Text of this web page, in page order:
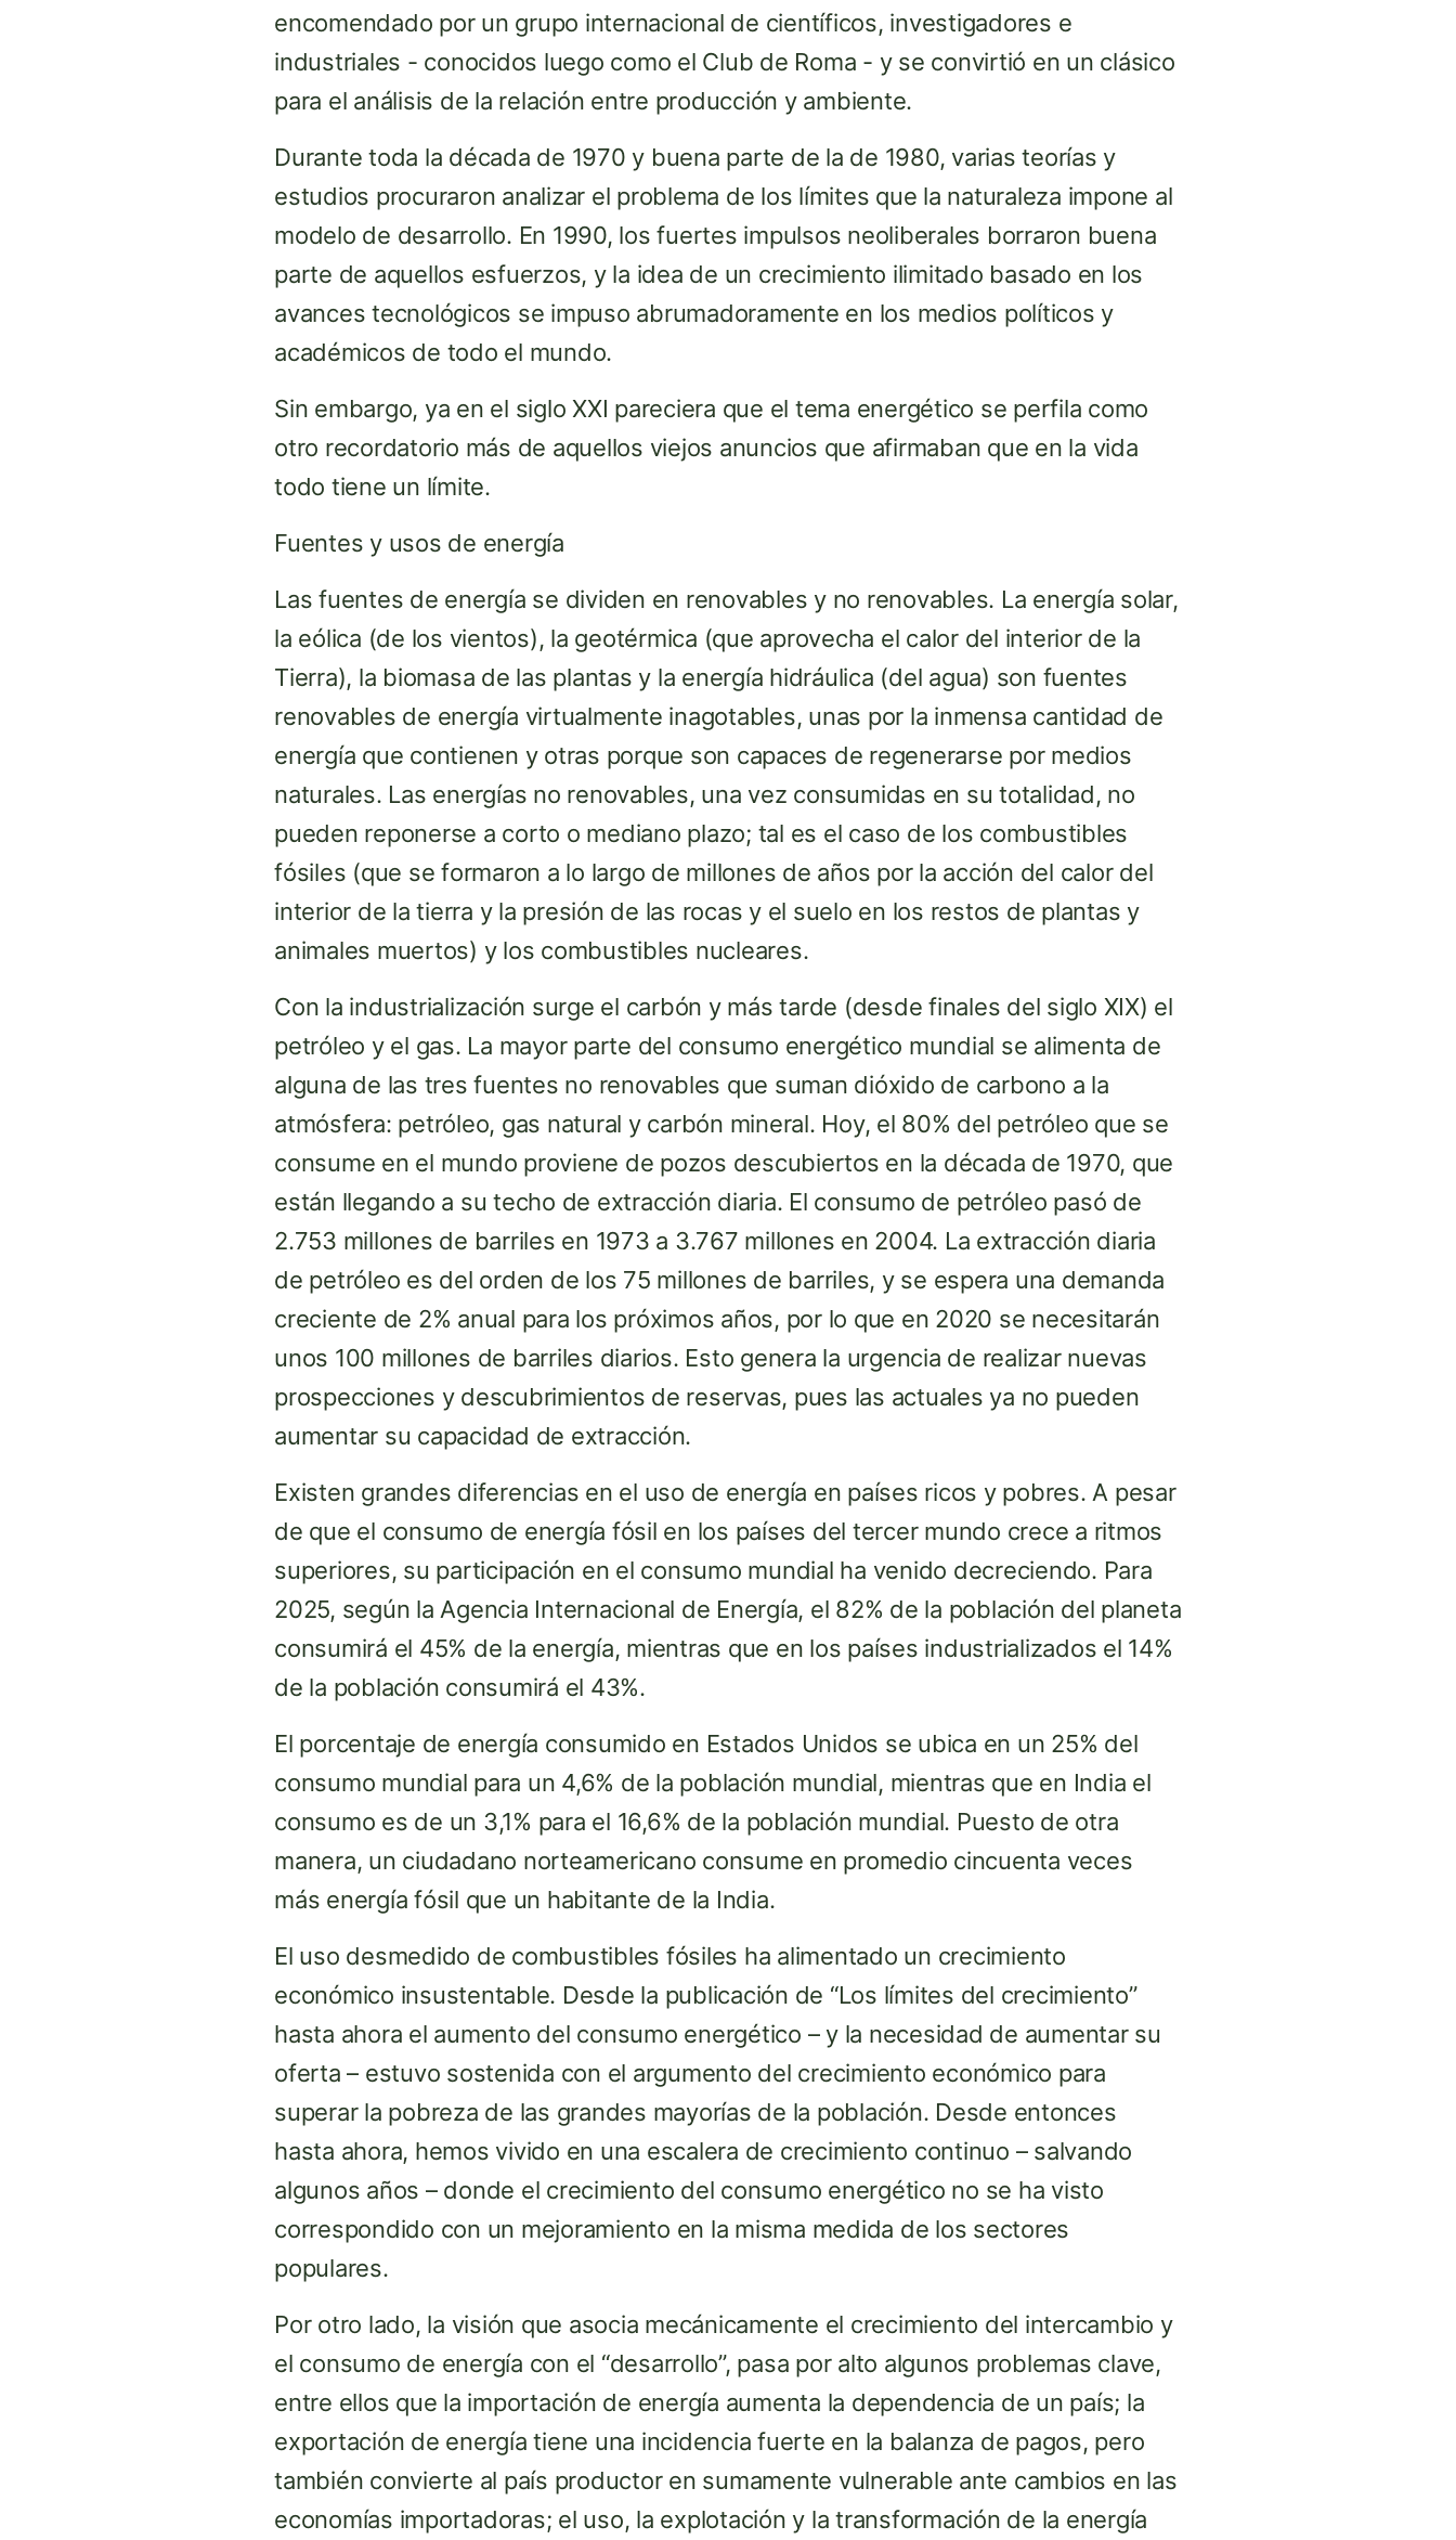
encomendado por un grupo internacional de científicos, investigadores e
industriales - conocidos luego como el Club de Roma - y se convirtió en un clásico
para el análisis de la relación entre producción y ambiente.
Durante toda la década de 1970 y buena parte de la de 1980, varias teorías y
estudios procuraron analizar el problema de los límites que la naturaleza impone al
modelo de desarrollo. En 1990, los fuertes impulsos neoliberales borraron buena
parte de aquellos esfuerzos, y la idea de un crecimiento ilimitado basado en los
avances tecnológicos se impuso abrumadoramente en los medios políticos y
académicos de todo el mundo.
Sin embargo, ya en el siglo XXI pareciera que el tema energético se perfila como
otro recordatorio más de aquellos viejos anuncios que afirmaban que en la vida
todo tiene un límite.
Fuentes y usos de energía
Las fuentes de energía se dividen en renovables y no renovables. La energía solar,
la eólica (de los vientos), la geotérmica (que aprovecha el calor del interior de la
Tierra), la biomasa de las plantas y la energía hidráulica (del agua) son fuentes
renovables de energía virtualmente inagotables, unas por la inmensa cantidad de
energía que contienen y otras porque son capaces de regenerarse por medios
naturales. Las energías no renovables, una vez consumidas en su totalidad, no
pueden reponerse a corto o mediano plazo; tal es el caso de los combustibles
fósiles (que se formaron a lo largo de millones de años por la acción del calor del
interior de la tierra y la presión de las rocas y el suelo en los restos de plantas y
animales muertos) y los combustibles nucleares.
Con la industrialización surge el carbón y más tarde (desde finales del siglo XIX) el
petróleo y el gas. La mayor parte del consumo energético mundial se alimenta de
alguna de las tres fuentes no renovables que suman dióxido de carbono a la
atmósfera: petróleo, gas natural y carbón mineral. Hoy, el 80% del petróleo que se
consume en el mundo proviene de pozos descubiertos en la década de 1970, que
están llegando a su techo de extracción diaria. El consumo de petróleo pasó de
2.753 millones de barriles en 1973 a 3.767 millones en 2004. La extracción diaria
de petróleo es del orden de los 75 millones de barriles, y se espera una demanda
creciente de 2% anual para los próximos años, por lo que en 2020 se necesitarán
unos 100 millones de barriles diarios. Esto genera la urgencia de realizar nuevas
prospecciones y descubrimientos de reservas, pues las actuales ya no pueden
aumentar su capacidad de extracción.
Existen grandes diferencias en el uso de energía en países ricos y pobres. A pesar
de que el consumo de energía fósil en los países del tercer mundo crece a ritmos
superiores, su participación en el consumo mundial ha venido decreciendo. Para
2025, según la Agencia Internacional de Energía, el 82% de la población del planeta
consumirá el 45% de la energía, mientras que en los países industrializados el 14%
de la población consumirá el 43%.
El porcentaje de energía consumido en Estados Unidos se ubica en un 25% del
consumo mundial para un 4,6% de la población mundial, mientras que en India el
consumo es de un 3,1% para el 16,6% de la población mundial. Puesto de otra
manera, un ciudadano norteamericano consume en promedio cincuenta veces
más energía fósil que un habitante de la India.
El uso desmedido de combustibles fósiles ha alimentado un crecimiento
económico insustentable. Desde la publicación de “Los límites del crecimiento”
hasta ahora el aumento del consumo energético – y la necesidad de aumentar su
oferta – estuvo sostenida con el argumento del crecimiento económico para
superar la pobreza de las grandes mayorías de la población. Desde entonces
hasta ahora, hemos vivido en una escalera de crecimiento continuo – salvando
algunos años – donde el crecimiento del consumo energético no se ha visto
correspondido con un mejoramiento en la misma medida de los sectores
populares.
Por otro lado, la visión que asocia mecánicamente el crecimiento del intercambio y
el consumo de energía con el “desarrollo”, pasa por alto algunos problemas clave,
entre ellos que la importación de energía aumenta la dependencia de un país; la
exportación de energía tiene una incidencia fuerte en la balanza de pagos, pero
también convierte al país productor en sumamente vulnerable ante cambios en las
economías importadoras; el uso, la explotación y la transformación de la energía